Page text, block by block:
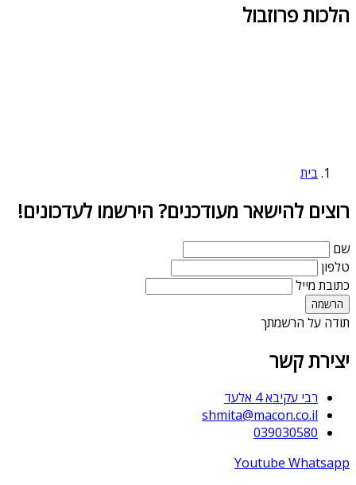
הלכות פרוזבול
בית
רוצים להישאר מעודכנים? הירשמו לעדכונים!
שם
טלפון
כתובת מייל
תודה על הרשמתך
יצירת קשר
רבי עקיבא 4 אלעד
shmita@macon.co.il
039030580
Youtube Whatsapp